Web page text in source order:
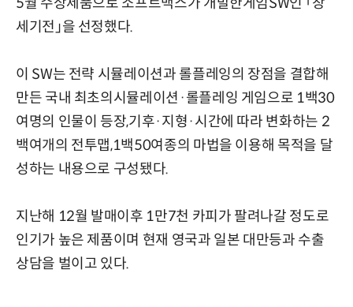
세기전」을 선정했다.
이 SW는 전략 시뮬레이션과 롤플레잉의 장점을 결합해
만든 국내 최초의시뮬레이션·롤플레잉 게임으로 1백30
여명의 인물이 등장,기후·지형·시간에 따라 변화하는 2
백여개의 전투맵,1백50여종의 마법을 이용해 목적을 달
성하는 내용으로 구성됐다.
지난해 12월 발매이후 1만7천 카피가 팔려나갈 정도로
인기가 높은 제품이며 현재 영국과 일본 대만등과 수출
상담을 벌이고 있다.